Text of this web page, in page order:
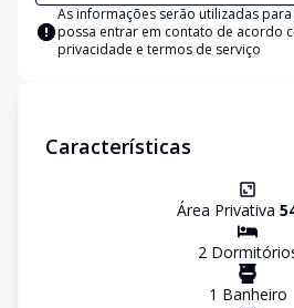
As informações serão utilizadas
possa entrar em contato de acordo
privacidade e termos de serviço
Características
Área Privativa
2Dormitório
1 Banheiro